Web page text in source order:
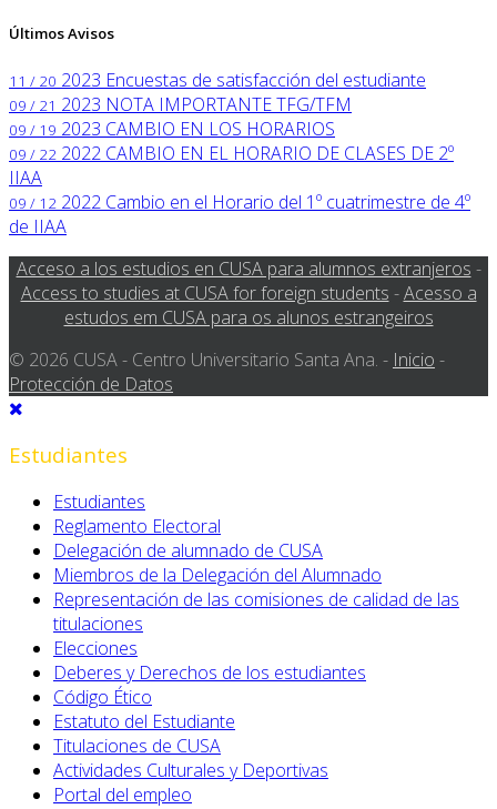
Últimos Avisos
11 / 20 2023 Encuestas de satisfacción del estudiante
09 / 21 2023 NOTA IMPORTANTE TFG/TFM
09 / 19 2023 CAMBIO EN LOS HORARIOS
09 / 22 2022 CAMBIO EN EL HORARIO DE CLASES DE 2º
IIAA
09 / 12 2022 Cambio en el Horario del 1º cuatrimestre de 4º
de IIAA
Acceso a los estudios en CUSA para alumnos extranjeros -
Access to studies at CUSA for foreign students -Acesso a
estudos em CUSA para os alunos estrangeiros
© 2026 CUSA - Centro Universitario Santa Ana. - Inicio -
Protección de Datos
Estudiantes
Estudiantes
Reglamento Electoral
Delegación de alumnado de CUSA
Miembros de la Delegación del Alumnado
Representación de las comisiones de calidad de las
titulaciones
Elecciones
Deberes y Derechos de los estudiantes
Código Ético
Estatuto del Estudiante
Titulaciones de CUSA
Actividades Culturales y Deportivas
Portal del empleo